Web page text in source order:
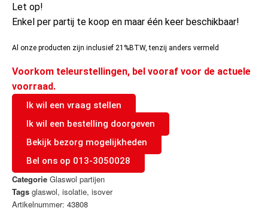
Let op!
Enkel per partij te koop en maar één keer beschikbaar!
Al onze producten zijn inclusief 21%BTW, tenzij anders vermeld
Voorkom teleurstellingen, bel vooraf voor de actuele
voorraad.
Ik wil een vraag stellen
Ik wil een bestelling doorgeven
Bekijk bezorg mogelijkheden
Bel ons op 013-3050028
Categorie Glaswol partijen
Tags glaswol, isolatie, isover
Artikelnummer: 43808